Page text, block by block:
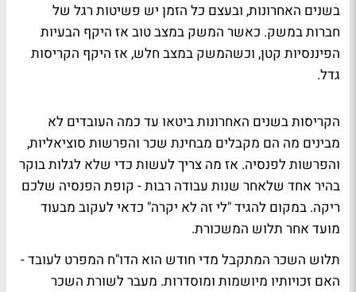
בשנים האחרונות, ובעצם כל הזמן יש פשיטות רגל של
חברות במשק. כאשר המשק במצב טוב אז היקף הבעיות
הפיננסיות קטן, וכשהמשק במצב חלש, אז היקף הקריסות
גדל.
הקריסות בשנים האחרונות ביטאו עד כמה העובדים לא
מבינים מה הם מקבלים מבחינת שכר והפרשות סוציאליות,
והפרשות לפנסיה. אז מה צריך לעשות כדי שלא לגלות בוקר
בהיר אחד שלאחר שנות עבודה רבות - קופת הפנסיה שלכם
ריקה. במקום להגיד "לי זה לא יקרה" כדאי לעקוב מבעוד
מועד אחר תלוש המשכורת.
תלוש השכר המתקבל מדי חודש הוא הדו"ח המפרט לעובד -
האם זכויותיו מיושמות ומוסדרות. מעבר לשורת השכר